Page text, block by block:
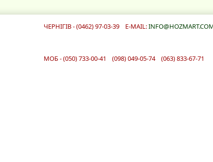
ЧЕРНІГІВ - (0462) 97-03-39 E-MAIL:
МОБ - (050) 733-00-41 (098) 049-05-74 (063) 833-67-71